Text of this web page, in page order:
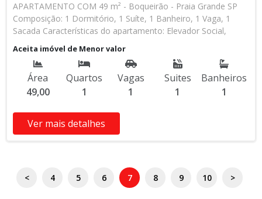
APARTAMENTO COM 49 m² - Boqueirão - Praia Grande SP
Composição: 1 Dormitório, 1 Suíte, 1 Banheiro, 1 Vaga, 1
Sacada Características do apartamento: Elevador Social,
Elevador de Serviço, Acessibilidade, Portão Automático, Água
Individual, Gás Encanado, Piscina, Sauna, Salão de Jogos,
Salão de Festas, Espaço, Espaço Gourmet, Academia,
Churrasqueira * Os valores e disponibilidade podem ser
alterados sem prévio aviso. Favor verificar entrando em
Aceita imóvel de Menor valor
Área
49,00
Quartos
1
Vagas
1
Suites
1
Banheiros
1
Ver mais detalhes
< 4 5 6 7 8 9 10 >